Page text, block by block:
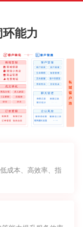
能力
成本、高效率、指